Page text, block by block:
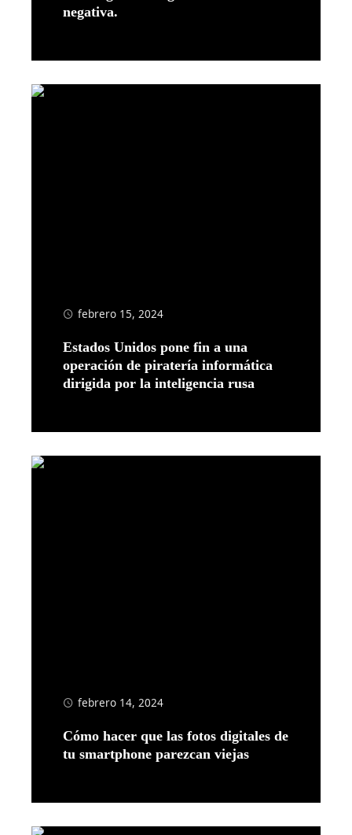
negativa.
febrero 15, 2024
Estados Unidos pone fin a una
operación de piratería informática
dirigida por la inteligencia rusa
febrero 14, 2024
Cómo hacer que las fotos digitales de
tu smartphone parezcan viejas